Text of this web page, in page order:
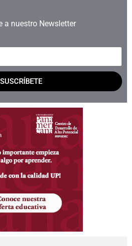
a nuestro Newsletter
SUSCRÍBETE